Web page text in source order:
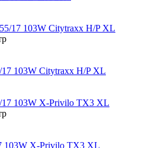
17 103W Citytraxx H/P XL
103W X-Privilo TX3 XL